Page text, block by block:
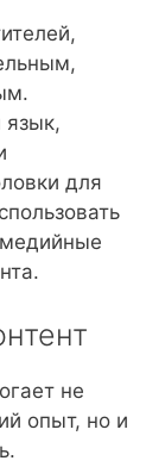
язык,
для
не
опыт, но и